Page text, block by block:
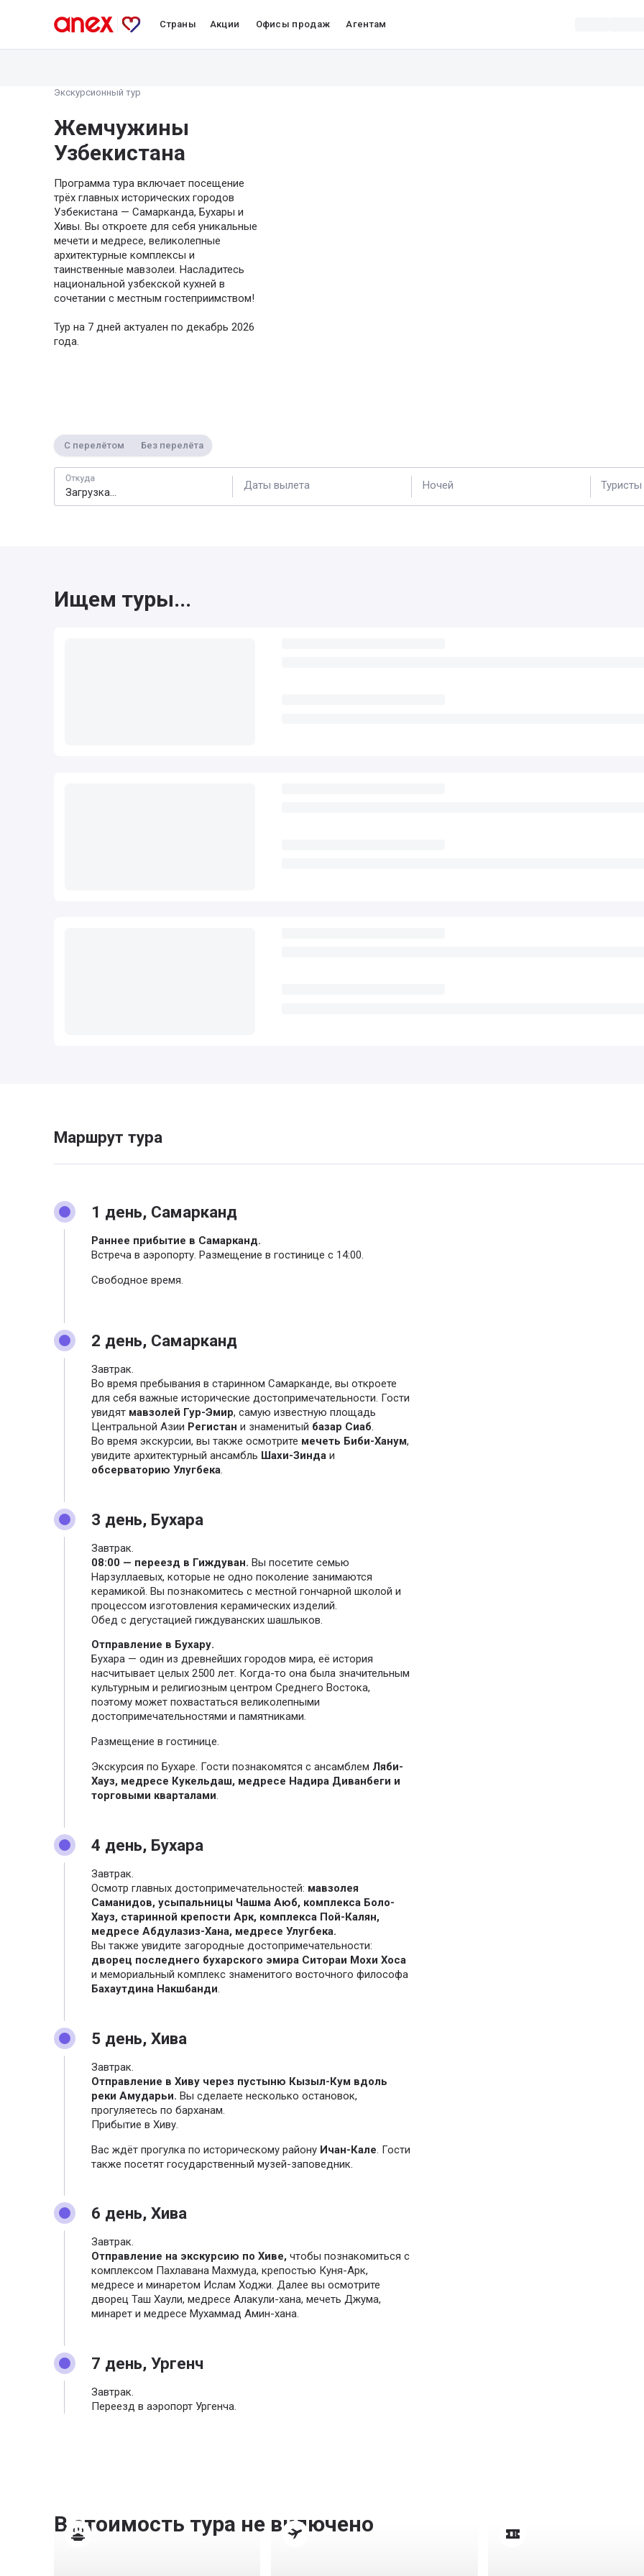
Страны Акции Офисы продаж Агентам
Экскурсионный тур
Жемчужины
Узбекистана
Программа тура включает посещение
трёх главных исторических городов
Узбекистана — Самарканда, Бухары и
Хивы. Вы откроете для себя уникальные
мечети и медресе, великолепные
архитектурные комплексы и
таинственные мавзолеи. Насладитесь
национальной узбекской кухней в
сочетании с местным гостеприимством!
Тур на 7 дней актуален по декабрь 2026
года.
С перелётом Без перелёта
Откуда
Даты вылета Ночей Туристы
Ищем туры...
Маршрут тура
1 день, Самарканд
Раннее прибытие в Самарканд.
Встреча в аэропорту. Размещение в гостинице с 14:00.
Свободное время.
2 день, Самарканд
Завтрак.
Во время пребывания в старинном Самарканде, вы откроете
для себя важные исторические достопримечательности. Гости
увидят мавзолей Гур-Эмир, самую известную площадь
Центральной Азии Регистан и знаменитый базар Сиаб.
Во время экскурсии, вы также осмотрите мечеть Биби-Ханум,
увидите архитектурный ансамбль Шахи-Зинда и
обсерваторию Улугбека.
3 день, Бухара
Завтрак.
08:00 — переезд в Гиждуван. Вы посетите семью
Нарзуллаевых, которые не одно поколение занимаются
керамикой. Вы познакомитесь с местной гончарной школой и
процессом изготовления керамических изделий.
Обед с дегустацией гиждуванских шашлыков.
Отправление в Бухару.
Бухара — один из древнейших городов мира, её история
насчитывает целых 2500 лет. Когда-то она была значительным
культурным и религиозным центром Среднего Востока,
поэтому может похвастаться великолепными
достопримечательностями и памятниками.
Размещение в гостинице.
Экскурсия по Бухаре. Гости познакомятся с ансамблем Ляби-
Хауз, медресе Кукельдаш, медресе Надира Диванбеги и
торговыми кварталами.
4 день, Бухара
Завтрак.
Осмотр главных достопримечательностей: мавзолея
Саманидов, усыпальницы Чашма Аюб, комплекса Боло-
Хауз, старинной крепости Арк, комплекса Пой-Калян,
медресе Абдулазиз-Хана, медресе Улугбека.
Вы также увидите загородные достопримечательности:
дворец последнего бухарского эмира Ситораи Мохи Хоса
и мемориальный комплекс знаменитого восточного философа
Бахаутдина Накшбанди.
5 день, Хива
Завтрак.
Отправление в Хиву через пустыню Кызыл-Кум вдоль
реки Амударьи. Вы сделаете несколько остановок,
прогуляетесь по барханам.
Прибытие в Хиву.
Вас ждёт прогулка по историческому району Ичан-Кале . Гости
также посетят государственный музей-заповедник.
6 день, Хива
Завтрак.
Отправление на экскурсию по Хиве, чтобы познакомиться с
комплексом Пахлавана Махмуда, крепостью Куня-Арк,
медресе и минаретом Ислам Ходжи. Далее вы осмотрите
дворец Таш Хаули, медресе Алакули-хана, мечеть Джума,
минарет и медресе Мухаммад Амин-хана.
7 день, Ургенч
Завтрак.
Переезд в аэропорт Ургенча.
В стоимость тура не включено